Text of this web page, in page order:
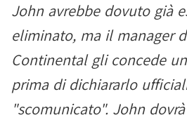
John avrebbe dovuto già
eliminato, ma il manager
Continental gli concede
prima di dichiararlo
"scomunicato". John